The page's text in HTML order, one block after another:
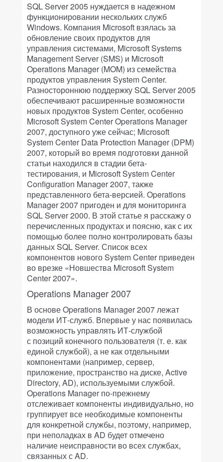
SQL Server 2005 нуждается в надежном
функционировании нескольких служб
Windows. Компания Microsoft взялась за
обновление своих продуктов для
управления системами, Microsoft Systems
Management Server (SMS) и Microsoft
Operations Manager (MOM) из семейства
продуктов управления System Center.
Разностороннюю поддержку SQL Server 2005
обеспечивают расширенные возможности
новых продуктов System Center, особенно
Microsoft System Center Operations Manager
2007, доступного уже сейчас; Microsoft
System Center Data Protection Manager (DPM)
2007, который во время подготовки данной
статьи находился в стадии бета-
тестирования, и Microsoft System Center
Configuration Manager 2007, также
представленного бета-версией. Operations
Manager 2007 пригоден и для мониторинга
SQL Server 2000. В этой статье я расскажу о
перечисленных продуктах и поясню, как с их
помощью более полно контролировать базы
данных SQL Server. Список всех
компонентов нового System Center приведен
во врезке «Новшества Microsoft System
Center 2007».
Operations Manager 2007
В основе Operations Manager 2007 лежат
модели ИТ-служб. Впервые у нас появилась
возможность управлять ИТ-службой
с позиций конечного пользователя (т. е. как
единой службой), а не как отдельными
компонентами (например, сервер,
приложение, пространство на диске, Active
Directory, AD), используемыми службой.
Operations Manager по-прежнему
отслеживает компоненты индивидуально, но
группирует все необходимые компоненты
для конкретной службы, поэтому, например,
при неполадках в AD будет отмечено
наличие неисправности во всех службах,
связанных с AD.